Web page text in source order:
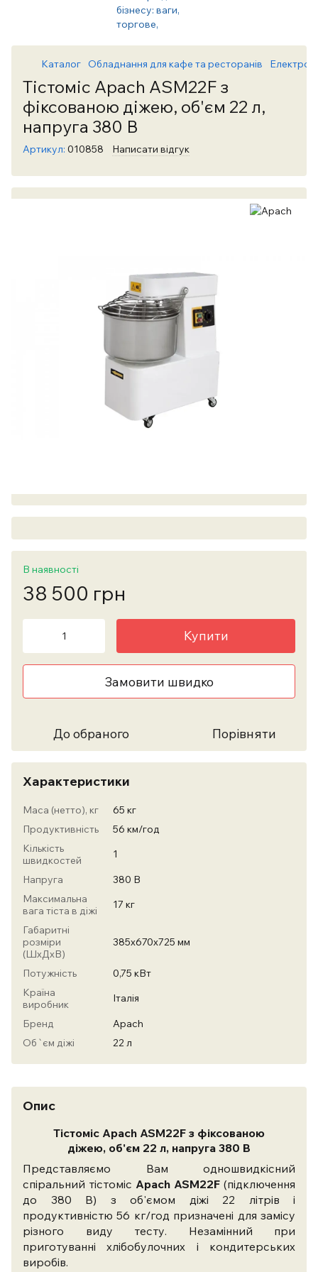
Каталог Обладнання для кафе та ресторанів
Тістоміс Apach ASM22F з
фіксованою діжею, об'єм 22 л,
напруга 380 В
Артикул: 010858 Написати відгук
В наявності
38 500 грн
Купити
Замовити швидко
До обраного Порівняти
Характеристики
Маса (нетто), кг
65 кг
Продуктивність
56 км/год
Кількість
швидкостей
1
Напруга
380 В
Максимальна
вага тіста в діжі
17 кг
Габаритні
розміри
(ШхДхВ)
385х670х725 мм
Потужність
0,75 кВт
Країна
виробник
Італія
Бренд
Apach
Об`єм діжі
22 л
Опис
Тістоміс Apach ASM22F з фіксованою
діжею, об'єм 22 л, напруга 380 В
Представляємо Вам одношвидкісний
спіральний тістоміс Apach ASM22F (підключення
до 380 В) з об'ємом діжі 22 літрів і
продуктивністю 56 кг/год призначені для замісу
різного виду тесту. Незамінний при
приготуванні хлібобулочних і кондитерських
виробів.